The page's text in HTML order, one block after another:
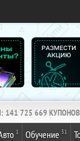
141 725 669 КУПОНОВ
1 Обучение 31